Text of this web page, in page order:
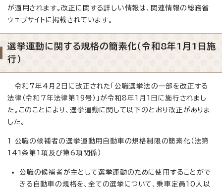
が適用されます。改正に関する詳しい情報は、関連情報の総務省
ウェブサイトに掲載されています。
選挙運動に関する規格の簡素化（令和8年1月1日施
行）
令和7年4月2日に改正された「公職選挙法の一部を改正する
法律（令和7年法律第19号）」が令和8年1月1日に施行されまし
た。このことにより、選挙運動に関して以下のとおり改正がありま
した。
1 公職の候補者の選挙運動用自動車の規格制限の簡素化（法第
141条第1項及び第6項関係）
公職の候補者が主として選挙運動のために使用することがで
きる自動車の規格を、全ての選挙について、乗車定員10人以